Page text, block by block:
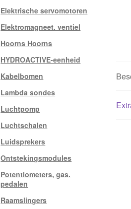
Elektrische servomotoren
Elektromagneet. ventiel
Hoorns Hoorns
HYDROACTIVE-eenheid
Kabelbomen
Lambda sondes
Luchtpomp
Luchtschalen
Luidsprekers
Ontstekingsmodules
Potentiometers, gas.
pedalen
Raamslingers